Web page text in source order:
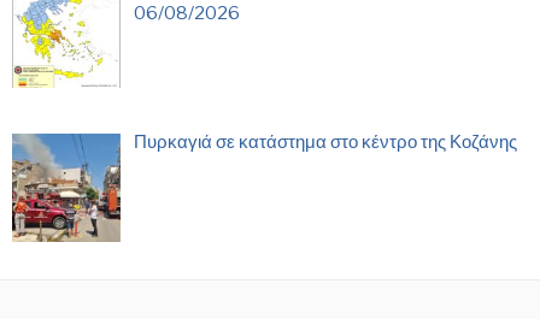
06/08/2026
Πυρκαγιά σε κατάστημα στο κέντρο της Κοζάνης